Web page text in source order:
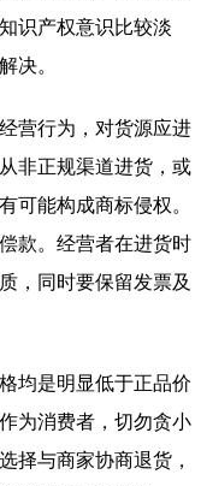
识产权意识比较淡
决。
营行为，对货源应进
非正规渠道进货，或
可能构成商标侵权。
款。经营者在进货时
，同时要保留发票及
均是明显低于正品价
为消费者，切勿贪小
择与商家协商退货，